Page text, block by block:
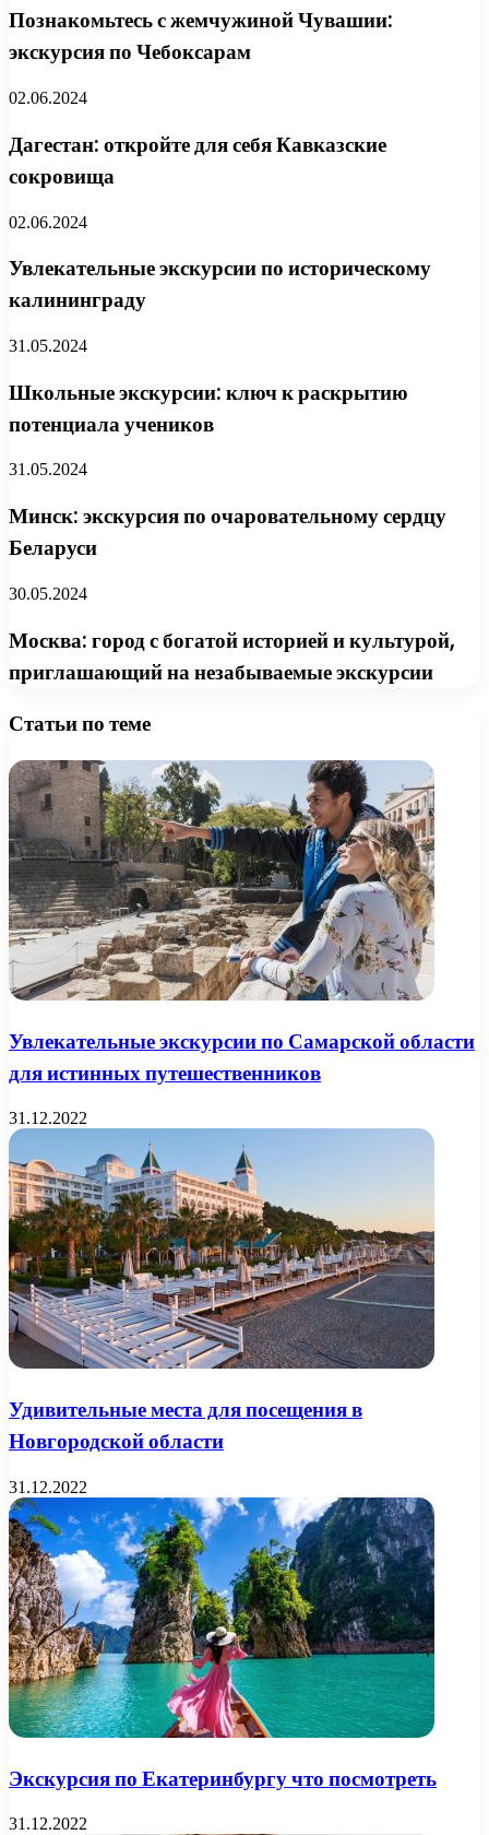
Познакомьтесь с жемчужиной Чувашии:
экскурсия по Чебоксарам
02.06.2024
Дагестан: откройте для себя Кавказские
сокровища
02.06.2024
Увлекательные экскурсии по историческому
калининграду
31.05.2024
Школьные экскурсии: ключ к раскрытию
потенциала учеников
31.05.2024
Минск: экскурсия по очаровательному сердцу
Беларуси
30.05.2024
Москва: город с богатой историей и культурой,
приглашающий на незабываемые экскурсии
Статьи по теме
Увлекательные экскурсии по Самарской области
для истинных путешественников
31.12.2022
Удивительные места для посещения в
Новгородской области
31.12.2022
Экскурсия по Екатеринбургу что посмотреть
31.12.2022